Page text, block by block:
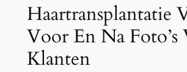
Haartransplantatie
Voor En Na Foto’s
Klanten